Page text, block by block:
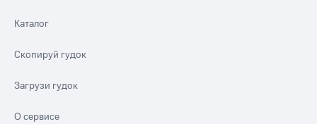
Каталог
Скопируй гудок
Загрузи гудок
О сервисе